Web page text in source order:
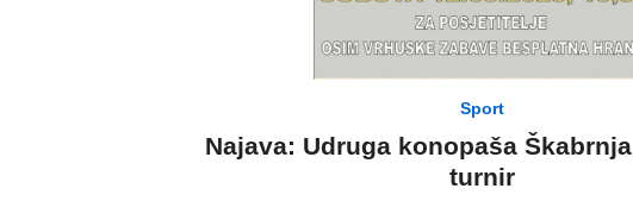
Sport
Najava: Udruga konopaša
turnir